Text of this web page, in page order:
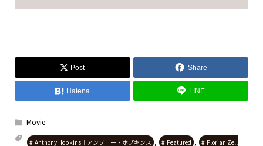
Post Share
Hatena LINE
Movie
Anthony Hopkins｜アンソニー・ホプキンス , Featured ,
Florian Zell